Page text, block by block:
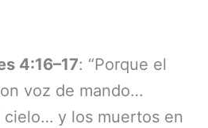
4:16–17: “Porque el
voz de mando…
cielo… y los muertos en